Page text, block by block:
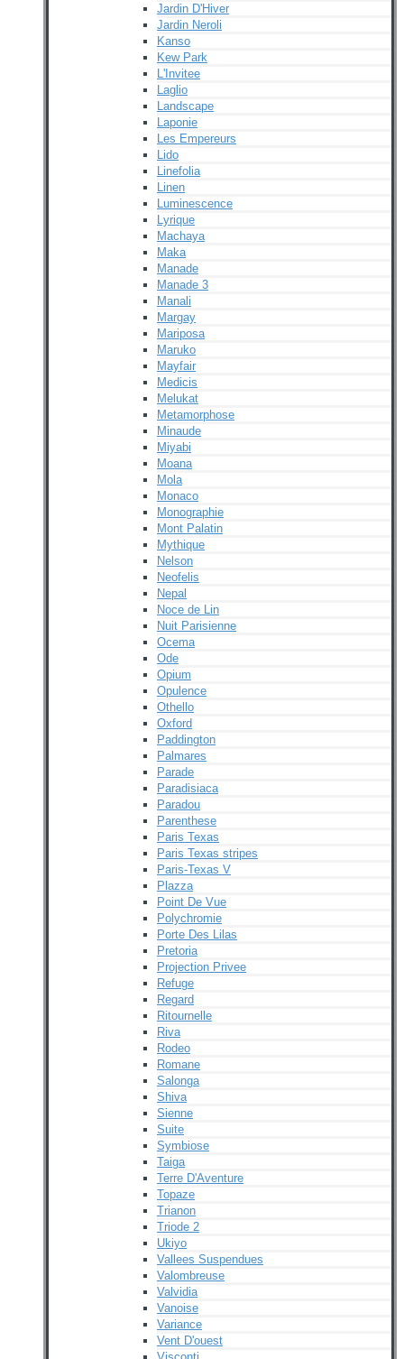
Jardin D'Hiver
Jardin Neroli
Kanso
Kew Park
L'Invitee
Laglio
Landscape
Laponie
Les Empereurs
Lido
Linefolia
Linen
Luminescence
Lyrique
Machaya
Maka
Manade
Manade 3
Manali
Margay
Mariposa
Maruko
Mayfair
Medicis
Melukat
Metamorphose
Minaude
Miyabi
Moana
Mola
Monaco
Monographie
Mont Palatin
Mythique
Nelson
Neofelis
Nepal
Noce de Lin
Nuit Parisienne
Ocema
Ode
Opium
Opulence
Othello
Oxford
Paddington
Palmares
Parade
Paradisiaca
Paradou
Parenthese
Paris Texas
Paris Texas stripes
Paris-Texas V
Plazza
Point De Vue
Polychromie
Porte Des Lilas
Pretoria
Projection Privee
Refuge
Regard
Ritournelle
Riva
Rodeo
Romane
Salonga
Shiva
Sienne
Suite
Symbiose
Taiga
Terre D'Aventure
Topaze
Trianon
Triode 2
Ukiyo
Vallees Suspendues
Valombreuse
Valvidia
Vanoise
Variance
Vent D'ouest